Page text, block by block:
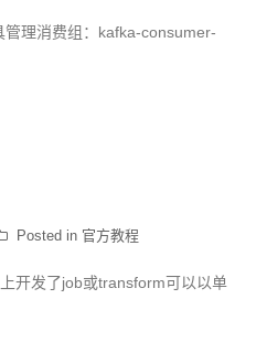
理消费组：kafka-consumer-
Posted in 官方教程
开发了job或transform可以以单